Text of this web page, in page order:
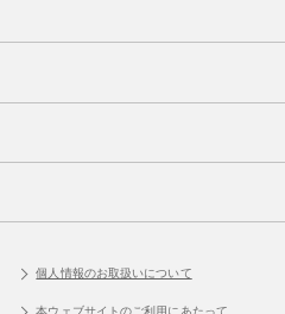
個人情報のお取扱いについて
本ウェブサイトのご利用にあたって